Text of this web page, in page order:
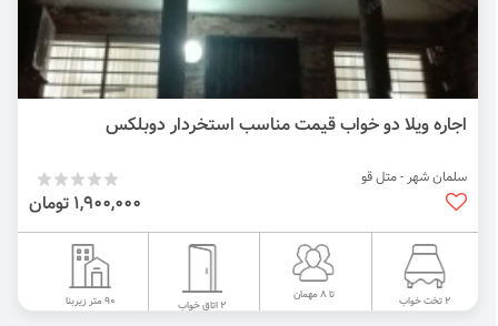
اجاره ویلا دو خواب قیمت مناسب استخردار دوبلکس
سلمان شهر - متل قو
1,900,000 تومان
2 تخت خواب تا 8 مهمان
2 اتاق خواب 90 متر زیربنا